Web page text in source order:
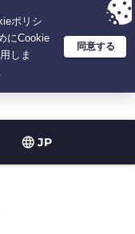
JP
2.19 /月の 大特価